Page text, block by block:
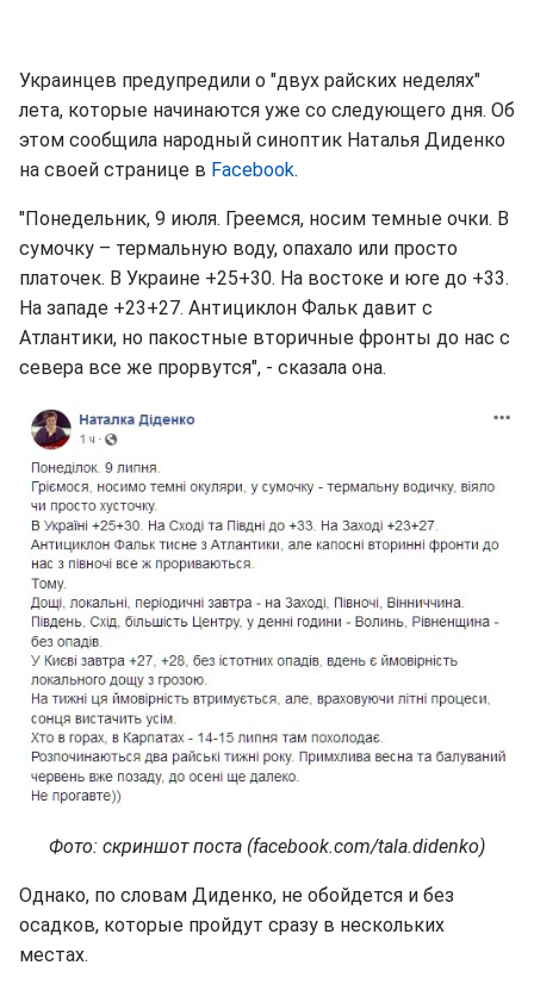
Украинцев предупредили о "двух райских неделях"
лета, которые начинаются уже со следующего дня. Об
этом сообщила народный синоптик Наталья Диденко
на своей странице в Facebook.
"Понедельник, 9 июля. Греемся, носим темные очки. В
сумочку – термальную воду, опахало или просто
платочек. В Украине +25+30. На востоке и юге до +33.
На западе +23+27. Антициклон Фальк давит с
Атлантики, но пакостные вторичные фронты до нас с
севера все же прорвутся", - сказала она.
Фото: скриншот поста (facebook.com/tala.didenko)
Однако, по словам Диденко, не обойдется и без
осадков, которые пройдут сразу в нескольких
местах.